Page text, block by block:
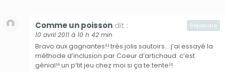
Comme un poisson dit :
10 avril 2011 à 10 h 42 min
Bravo aux gagnantes!! très jolis sautoirs… j’ai essayé la
méthode d’inclusion par Coeur d’artichaud: c’est
génial!! un p’tit jeu chez moi si ça te tente!!
Répondre